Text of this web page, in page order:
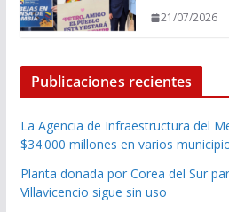
21/07/2026
Publicaciones recientes
La Agencia de Infraestructura del
$34.000 millones en varios
Planta donada por Corea del Sur
Villavicencio sigue sin uso